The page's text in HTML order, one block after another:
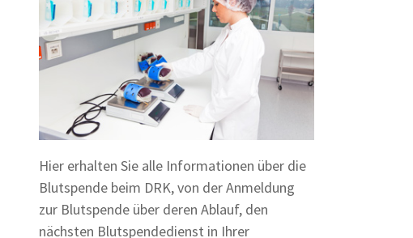
Hier erhalten Sie alle Informationen über die
Blutspende beim DRK, von der Anmeldung
zur Blutspende über deren Ablauf, den
nächsten Blutspendedienst in Ihrer